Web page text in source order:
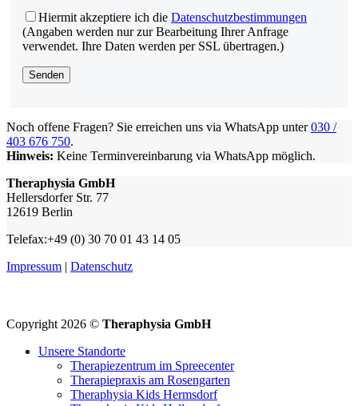
Hiermit akzeptiere ich die Datenschutzbestimmungen
(Angaben werden nur zur Bearbeitung Ihrer Anfrage
verwendet. Ihre Daten werden per SSL übertragen.)
Noch offene Fragen? Sie erreichen uns via WhatsApp unter030 /
403 676 750.
Hinweis: Keine Terminvereinbarung via WhatsApp möglich.
Theraphysia GmbH
Hellersdorfer Str. 77
12619 Berlin
Telefax:+49 (0) 30 70 01 43 14 05
Impressum | Datenschutz
Copyright 2026 © Theraphysia GmbH
Unsere Standorte
Therapiezentrum im Spreecenter
Therapiepraxis am Rosengarten
Theraphysia Kids Hermsdorf